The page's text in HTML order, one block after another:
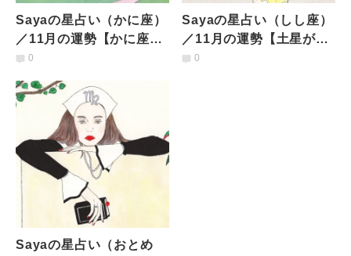
Sayaの星占い（かに座）
／11月の運勢【かに座さ
んの「温かく親切なエネ
る】
0
Sayaの星占い（しし座）
／11月の運勢【土星が
「順行」し、不安感も。
0
Sayaの星占い（おとめ